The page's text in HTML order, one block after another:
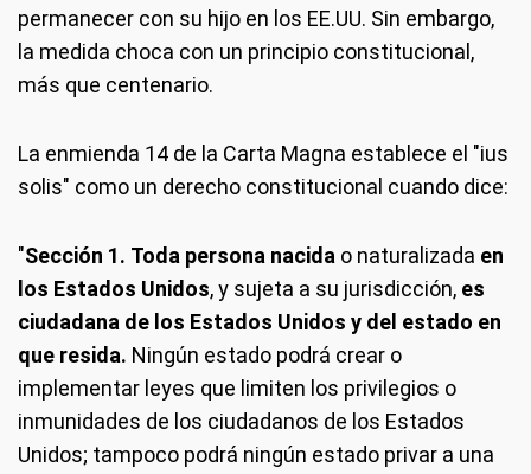
permanecer con su hijo en los EE.UU. Sin embargo,
la medida choca con un principio constitucional,
más que centenario.
La enmienda 14 de la Carta Magna establece el "ius
solis" como un derecho constitucional cuando dice:
"Sección 1. Toda persona nacida o naturalizada en
los Estados Unidos, y sujeta a su jurisdicción, es
ciudadana de los Estados Unidos y del estado en
que resida. Ningún estado podrá crear o
implementar leyes que limiten los privilegios o
inmunidades de los ciudadanos de los Estados
Unidos; tampoco podrá ningún estado privar a una